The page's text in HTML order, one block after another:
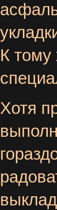
К тому
Хотя